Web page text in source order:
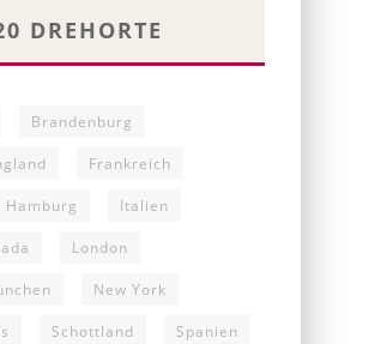
DREHORTE
Brandenburg
Frankreich
Hamburg Italien
London
New York
Schottland Spanien